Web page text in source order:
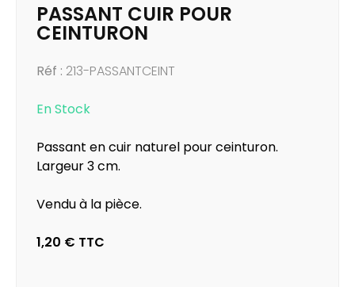
PASSANT CUIR POUR
CEINTURON
Réf : 213-PASSANTCEINT
En Stock
Passant en cuir naturel pour ceinturon.
Largeur 3 cm.
Vendu à la pièce.
1,20 € TTC